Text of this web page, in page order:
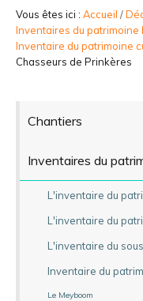
PARTICIPER
Vous êtes ici : Accueil /
Inventaires du patrimoine
Inventaire du patrimoine
Chasseurs de Prinkères
Chantiers
Inventaires du
L'inventaire du
L'inventaire du
L'inventaire du
Inventaire du
Le Meyboom